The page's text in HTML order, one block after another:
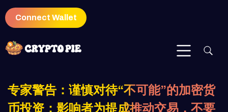
Connect Wallet
专家警告：谨慎对待“不可能”的加密货
币投资：影响者为提成推动交易，不要